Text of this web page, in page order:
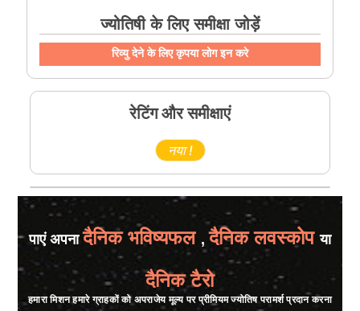
ज्योतिषी के लिए समीक्षा जोड़ें
रिव्यु देने के लिए कृपया लोग इन करे
रेटिंग और समीक्षाएं
नया !
पाएं अपनादैनिक भविष्यफल , दैनिक लवस्कोपया
दैनिक टैरो
हमारा मिशन हमारे ग्राहकों को अपराजेय मूल्य पर प्रीमियम ज्योतिष परामर्श प्रदान करना